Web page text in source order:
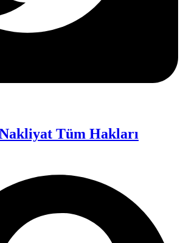
Tüm Hakları